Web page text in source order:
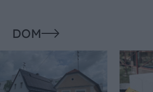
DOM